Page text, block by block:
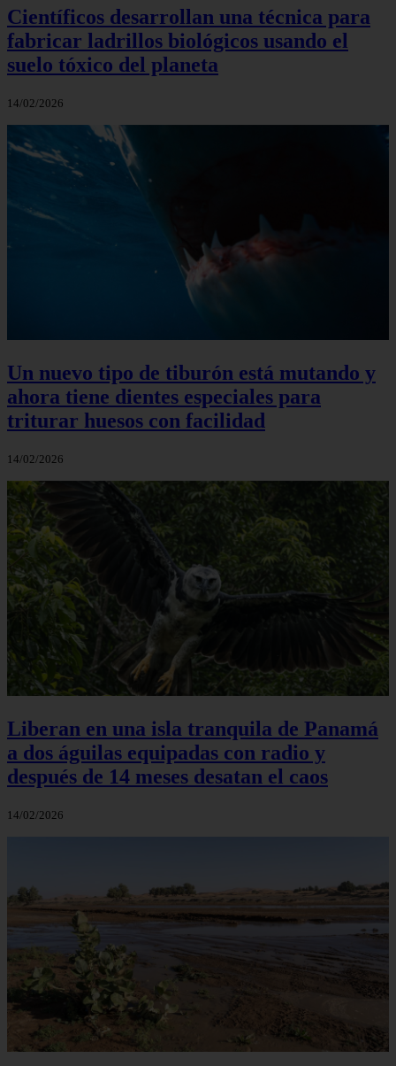
Científicos desarrollan una técnica para
fabricar ladrillos biológicos usando el
suelo tóxico del planeta
14/02/2026
Un nuevo tipo de tiburón está mutando y
ahora tiene dientes especiales para
triturar huesos con facilidad
14/02/2026
Liberan en una isla tranquila de Panamá
a dos águilas equipadas con radio y
después de 14 meses desatan el caos
14/02/2026